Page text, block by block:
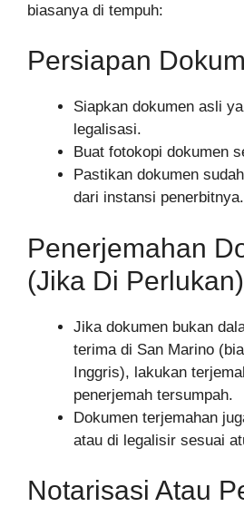
biasanya di tempuh:
Persiapan
Siapkan dokumen asli
legalisasi.
Buat fotokopi dokumen
Pastikan dokumen
dari instansi penerbitnya.
Penerjemahan
(Jika Di Perlukan)
Jika dokumen bukan
terima di San Marino
Inggris), lakukan
penerjemah tersumpah.
Dokumen terjemahan
atau di legalisir sesuai
Notarisasi Atau